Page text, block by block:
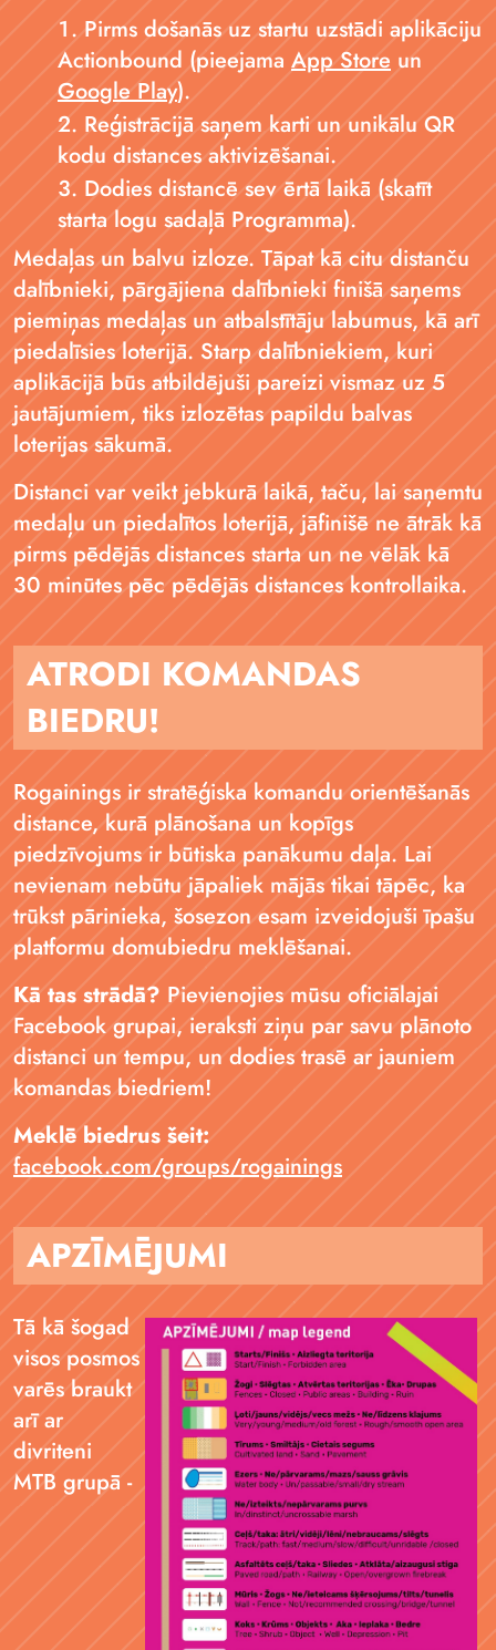
Pirms došanās uz startu uzstādi aplikāciju
Actionbound (pieejama App Store un
Google Play).
Reģistrācijā saņem karti un unikālu QR
kodu distances aktivizēšanai.
Dodies distancē sev ērtā laikā (skatīt
starta logu sadaļā Programma).
Medaļas un balvu izloze. Tāpat kā citu distanču
dalībnieki, pārgājiena dalībnieki finišā saņems
piemiņas medaļas un atbalstītāju labumus, kā arī
piedalīsies loterijā. Starp dalībniekiem, kuri
aplikācijā būs atbildējuši pareizi vismaz uz 5
jautājumiem, tiks izlozētas papildu balvas
loterijas sākumā.
Distanci var veikt jebkurā laikā, taču, lai saņemtu
medaļu un piedalītos loterijā, jāfinišē ne ātrāk kā
pirms pēdējās distances starta un ne vēlāk kā
30 minūtes pēc pēdējās distances kontrollaika.
ATRODI KOMANDAS
BIEDRU!
Rogainings ir stratēģiska komandu orientēšanās
distance, kurā plānošana un kopīgs
piedzīvojums ir būtiska panākumu daļa. Lai
nevienam nebūtu jāpaliek mājās tikai tāpēc, ka
trūkst pārinieka, šosezon esam izveidojuši īpašu
platformu domubiedru meklēšanai.
Kā tas strādā? Pievienojies mūsu oficiālajai
Facebook grupai, ieraksti ziņu par savu plānoto
distanci un tempu, un dodies trasē ar jauniem
komandas biedriem!
Meklē biedrus šeit:
facebook.com/groups/rogainings
APZĪMĒJUMI
Tā kā šogad
visos posmos
varēs braukt
arī ar
divriteni
MTB grupā -